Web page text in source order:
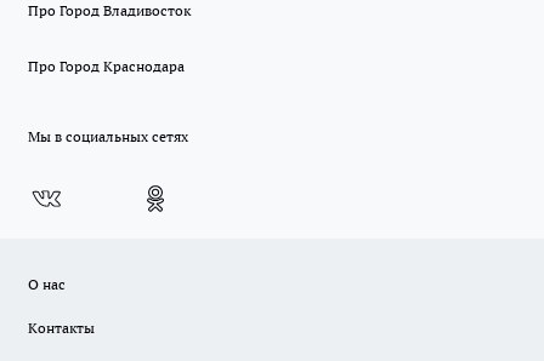
Про Город Владивосток
Про Город Краснодара
Мы в социальных сетях
О нас
Контакты